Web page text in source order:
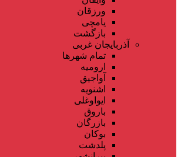
ورزقان
یامچی
بازگشت
آذربایجان غربی
تمام شهر‌ها
ارومیه
آواجیق
اشنویه
ایواوغلی
باروق
بازرگان
بوکان
پلدشت